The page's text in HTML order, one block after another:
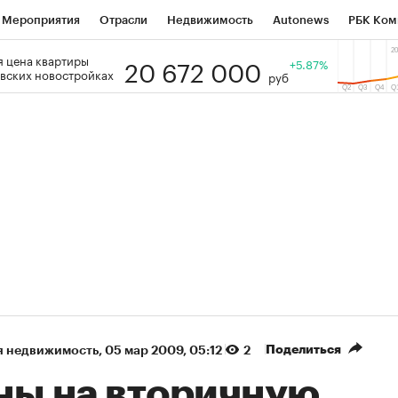
Мероприятия Отрасли Недвижимость Autonews РБК
РБК Образование Тренды
цена квартиры
новостройках
20 672 000 руб
+5.87%
недвижимость⁠, 05 мар 2009, 05:12 2 Поделиться